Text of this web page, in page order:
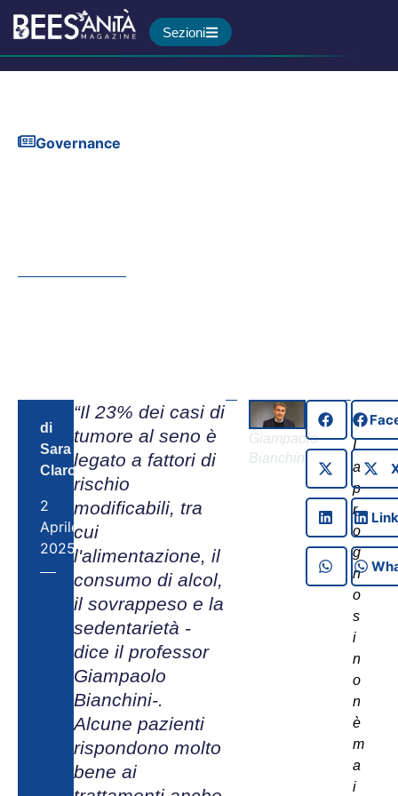
Sezioni
Governance
di
Sara
Claro
2
Aprile,
2025
“Il 23% dei casi di
tumore al seno è
legato a fattori di
rischio
modificabili, tra
cui
l'alimentazione, il
consumo di alcol,
il sovrappeso e la
sedentarietà -
dice il professor
Giampaolo
Bianchini-.
Alcune pazienti
rispondono molto
bene ai
Giampaolo
Bianchini
“
L
a
p
r
o
g
n
o
s
i
n
o
n
è
m
a
i